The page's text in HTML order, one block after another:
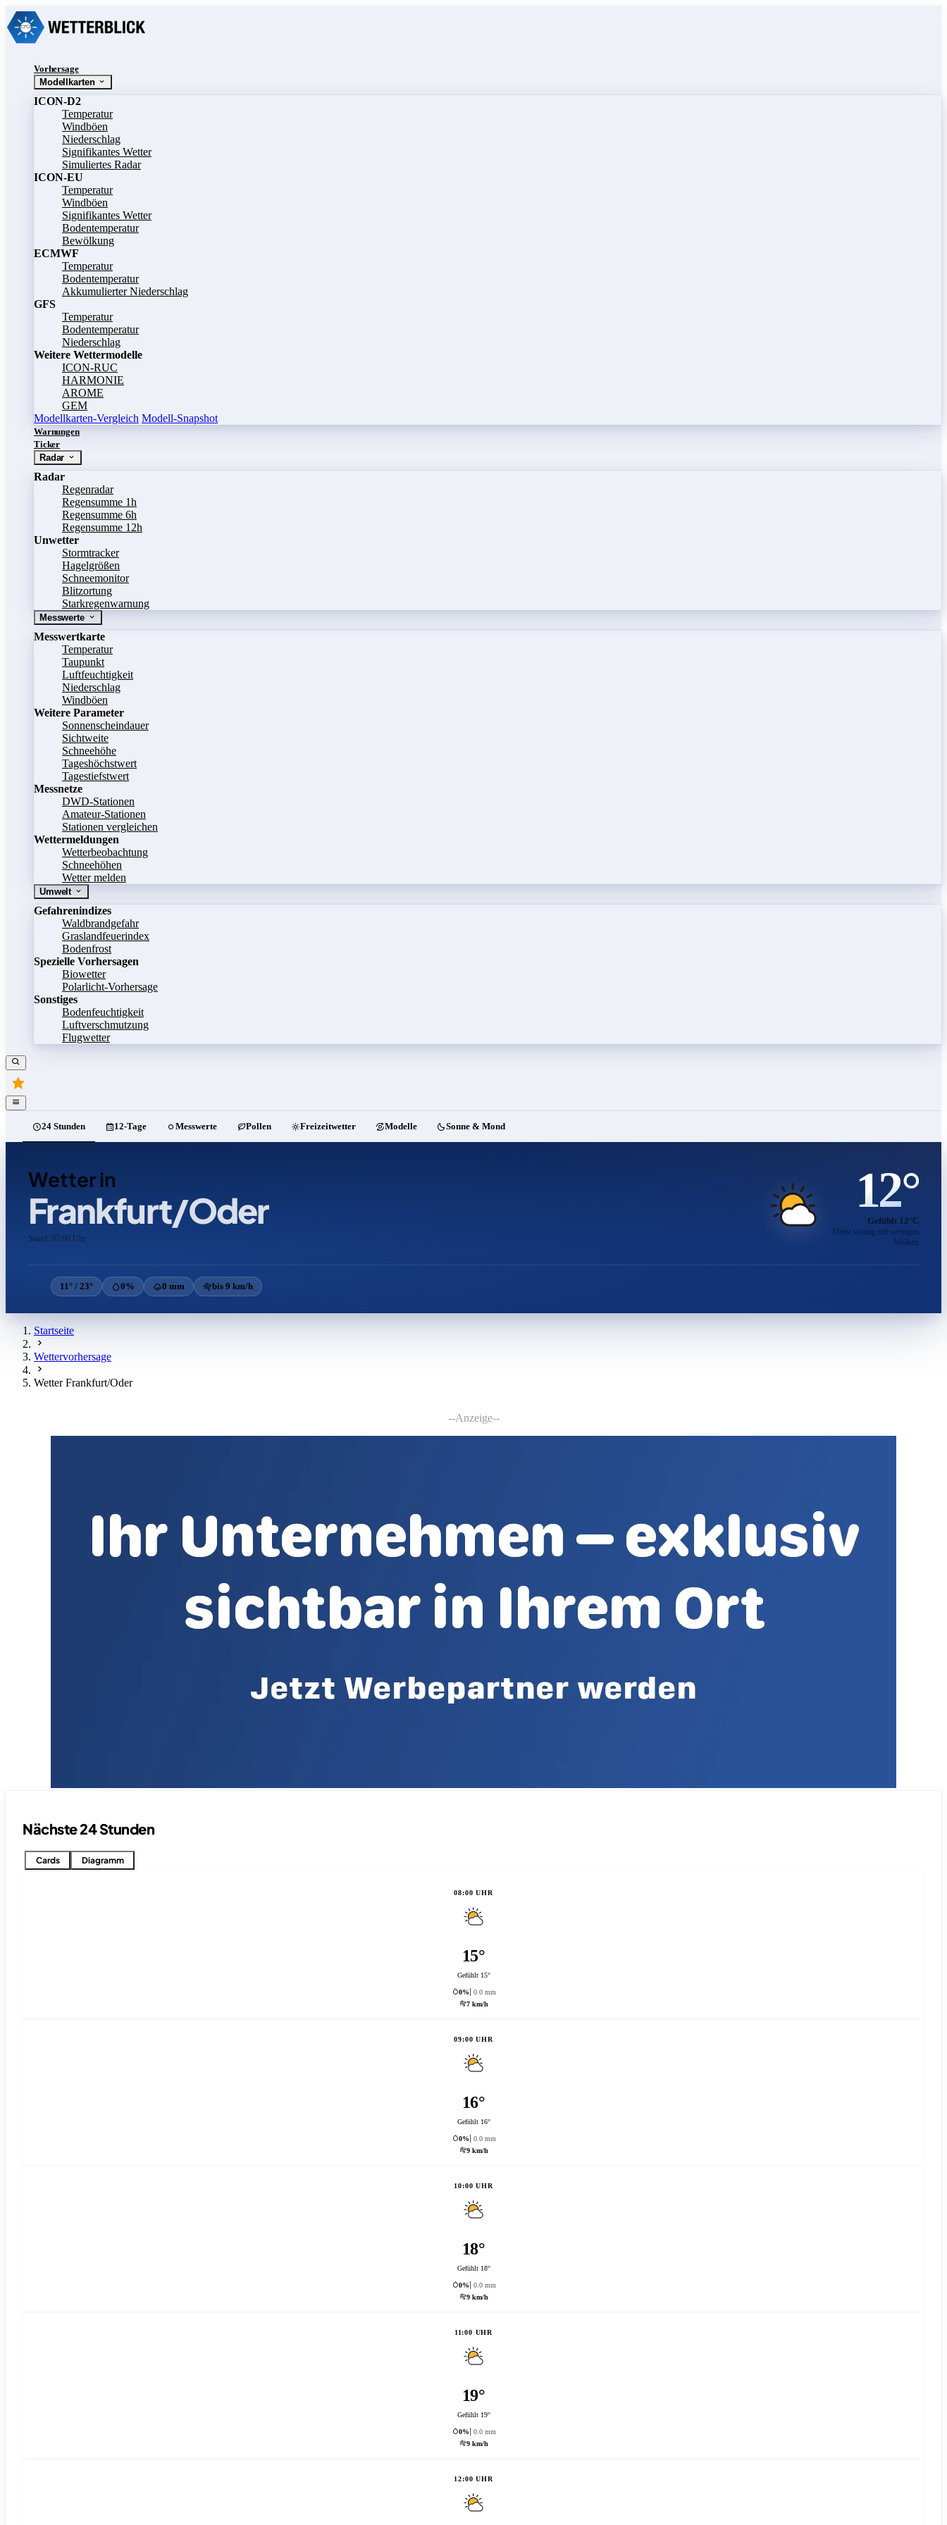
Vorhersage
Modellkarten
ICON-D2
Temperatur
Windböen
Niederschlag
Signifikantes Wetter
Simuliertes Radar
ICON-EU
Temperatur
Windböen
Signifikantes Wetter
Bodentemperatur
Bewölkung
ECMWF
Temperatur
Bodentemperatur
Akkumulierter Niederschlag
GFS
Temperatur
Bodentemperatur
Niederschlag
Weitere Wettermodelle
ICON-RUC
HARMONIE
AROME
GEM
Modellkarten-Vergleich Modell-Snapshot
Warnungen
Ticker
Radar
Radar
Regenradar
Regensumme 1h
Regensumme 6h
Regensumme 12h
Unwetter
Stormtracker
Hagelgrößen
Schneemonitor
Blitzortung
Starkregenwarnung
Messwerte
Messwertkarte
Temperatur
Taupunkt
Luftfeuchtigkeit
Niederschlag
Windböen
Weitere Parameter
Sonnenscheindauer
Sichtweite
Schneehöhe
Tageshöchstwert
Tagestiefstwert
Messnetze
DWD-Stationen
Amateur-Stationen
Stationen vergleichen
Wettermeldungen
Wetterbeobachtung
Schneehöhen
Wetter melden
Umwelt
Gefahrenindizes
Waldbrandgefahr
Graslandfeuerindex
Bodenfrost
Spezielle Vorhersagen
Biowetter
Polarlicht-Vorhersage
Sonstiges
Bodenfeuchtigkeit
Luftverschmutzung
Flugwetter
24 Stunden 12-Tage Messwerte Pollen Freizeitwetter Modelle Sonne & Mond
Wetter in
Frankfurt/Oder
Stand: 07:00 Uhr
12°
Gefühlt 12°C
Meist sonnig mit wenigen
Wolken
11° / 23° 0% 0 mm bis 9 km/h
Startseite
Wettervorhersage
Wetter Frankfurt/Oder
--Anzeige--
Nächste 24 Stunden
Cards Diagramm
08:00 UHR
15°
Gefühlt 15°
0%
0.0 mm
7 km/h
09:00 UHR
16°
Gefühlt 16°
0%
0.0 mm
9 km/h
10:00 UHR
18°
Gefühlt 18°
0%
0.0 mm
9 km/h
11:00 UHR
19°
Gefühlt 19°
0%
0.0 mm
9 km/h
12:00 UHR